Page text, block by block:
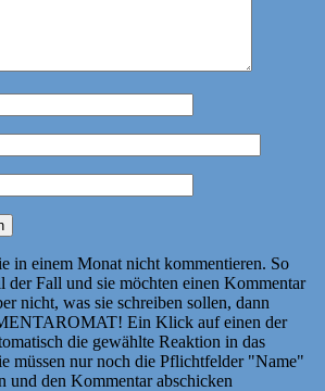
in einem Monat nicht kommentieren. So
der Fall und sie möchten einen Kommentar
nicht, was sie schreiben sollen, dann
Ein Klick auf einen der
die gewählte Reaktion in das
müssen nur noch die Pflichtfelder "Name"
den Kommentar abschicken